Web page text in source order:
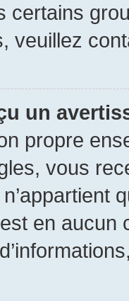
certains
veuillez
un
propre
vous
en